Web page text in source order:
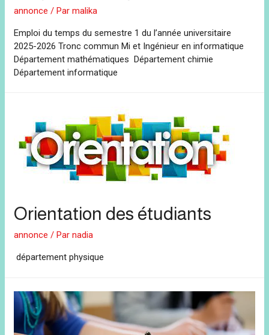
annonce / Parmalika
Emploi du temps du semestre 1 du l’année universitaire
2025-2026 Tronc commun Mi et Ingénieur en informatique
Département mathématiques Département chimie
Département informatique
Orientation des étudiants
annonce / Parnadia
département physique